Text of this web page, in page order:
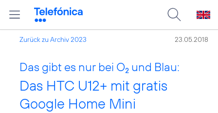
Zurück zu Archiv 2023 23.05.2018
Das gibt es nur bei O2 und Blau:
Das HTC U12+ mit gratis
Google Home Mini